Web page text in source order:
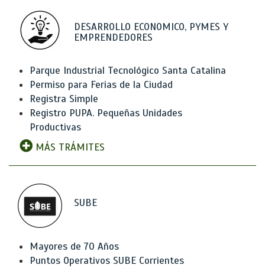
DESARROLLO ECONOMICO, PYMES Y
EMPRENDEDORES
Parque Industrial Tecnológico Santa Catalina
Permiso para Ferias de la Ciudad
Registra Simple
Registro PUPA. Pequeñas Unidades
Productivas
MÁS TRÁMITES
SUBE
Mayores de 70 Años
Puntos Operativos SUBE Corrientes